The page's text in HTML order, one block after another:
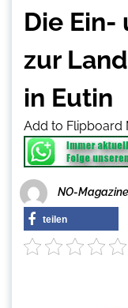
Die Ein-
zur
in Eutin
Add to Flipboard
NO-Magazine
teilen